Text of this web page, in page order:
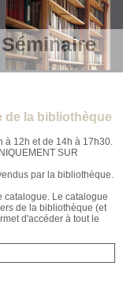
de la bibliothèque
à 12h et de 14h à 17h30.
SUR
par la bibliothèque.
catalogue. Le catalogue
de la bibliothèque (et
d'accéder à tout le